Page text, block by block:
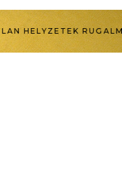
RUGALMAS